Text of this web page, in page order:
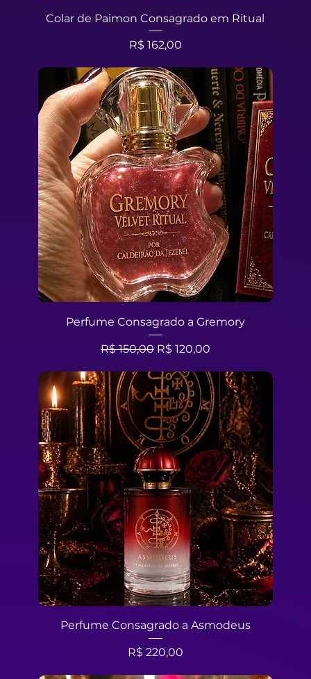
Colar de Paimon Consagrado em Ritual
Preço
R$ 162,00
Perfume Consagrado a Gremory
Preço normal
R$ 150,00 Preço promocional
R$ 120,00
Perfume Consagrado a Asmodeus
Preço
R$ 220,00